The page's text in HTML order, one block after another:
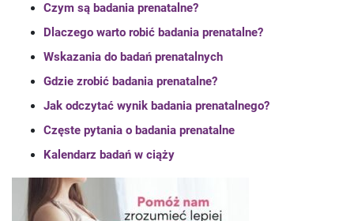
Czym są badania prenatalne?
Dlaczego warto robić badania prenatalne?
Wskazania do badań prenatalnych
Gdzie zrobić badania prenatalne?
Jak odczytać wynik badania prenatalnego?
Częste pytania o badania prenatalne
Kalendarz badań w ciąży